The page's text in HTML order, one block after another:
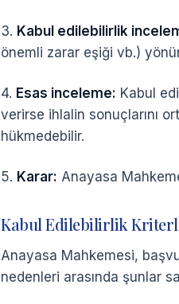
3. Kabul edilebilirlik
önemli zarar eşiği vb.)
4. Esas inceleme: Kabul
verirse ihlalin sonuçlarını
hükmedebilir.
5. Karar: Anayasa
Kabul Edilebilirlik
Anayasa Mahkemesi,
nedenleri arasında şunlar